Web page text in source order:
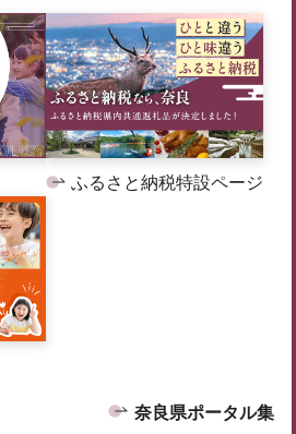
ふるさと納税特設ページ
奈良県ポータル集